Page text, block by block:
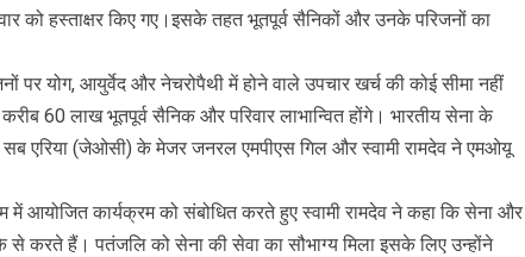
को हस्ताक्षर किए गए।इसके तहत भूतपूर्व सैनिकों और उनके परिजनों का
योग, आयुर्वेद और नेचरोपैथी में होने वाले उपचार खर्च की कोई सीमा नहीं
60 लाख भूतपूर्व सैनिक और परिवार लाभान्वित होंगे। भारतीय सेना के
सब एरिया (जेओसी) के मेजर जनरल एमपीएस गिल और स्वामी रामदेव ने एमओयू
में आयोजित कार्यक्रम को संबोधित करते हुए स्वामी रामदेव ने कहा कि सेना और
करते हैं। पतंजलि को सेना की सेवा का सौभाग्य मिला इसके लिए उन्होंने